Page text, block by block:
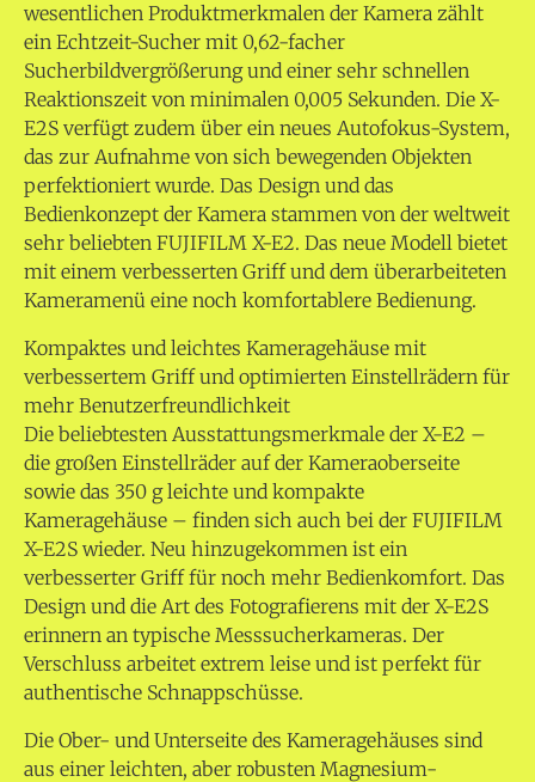
wesentlichen Produktmerkmalen der Kamera zählt
ein Echtzeit-Sucher mit 0,62-facher
Sucherbildvergrößerung und einer sehr schnellen
Reaktionszeit von minimalen 0,005 Sekunden. Die X-
E2S verfügt zudem über ein neues Autofokus-System,
das zur Aufnahme von sich bewegenden Objekten
perfektioniert wurde. Das Design und das
Bedienkonzept der Kamera stammen von der weltweit
sehr beliebten FUJIFILM X-E2. Das neue Modell bietet
mit einem verbesserten Griff und dem überarbeiteten
Kameramenü eine noch komfortablere Bedienung.
Kompaktes und leichtes Kameragehäuse mit
verbessertem Griff und optimierten Einstellrädern für
mehr Benutzerfreundlichkeit
Die beliebtesten Ausstattungsmerkmale der X-E2 –
die großen Einstellräder auf der Kameraoberseite
sowie das 350 g leichte und kompakte
Kameragehäuse – finden sich auch bei der FUJIFILM
X-E2S wieder. Neu hinzugekommen ist ein
verbesserter Griff für noch mehr Bedienkomfort. Das
Design und die Art des Fotografierens mit der X-E2S
erinnern an typische Messsucherkameras. Der
Verschluss arbeitet extrem leise und ist perfekt für
authentische Schnappschüsse.
Die Ober- und Unterseite des Kameragehäuses sind
aus einer leichten, aber robusten Magnesium-